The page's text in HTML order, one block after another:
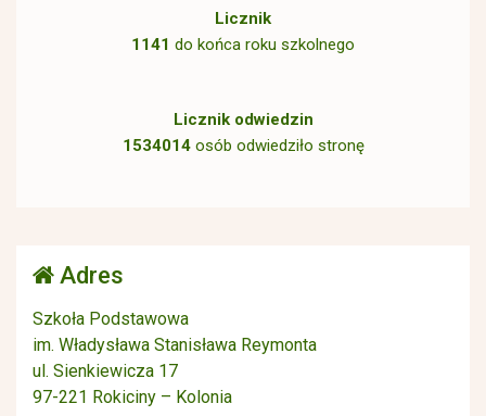
Licznik
1141 do końca roku szkolnego
Licznik odwiedzin
1534014osób odwiedziło stronę
Adres
Szkoła Podstawowa
im. Władysława Stanisława Reymonta
ul. Sienkiewicza 17
97-221 Rokiciny – Kolonia